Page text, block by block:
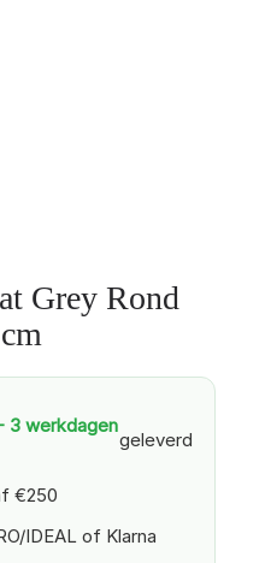
Grey Rond
3 werkdagen
geleverd
€250
IDEAL of Klarna